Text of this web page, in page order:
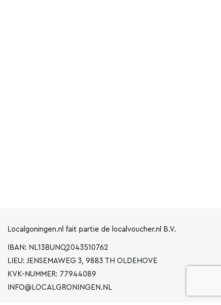
Localgoningen.nl fait partie de localvoucher.nl B.V.
IBAN: NL13BUNQ2043510762
LIEU: JENSEMAWEG 3, 9883 TH OLDEHOVE
KVK-NUMMER: 77944089
INFO@LOCALGRONINGEN.NL